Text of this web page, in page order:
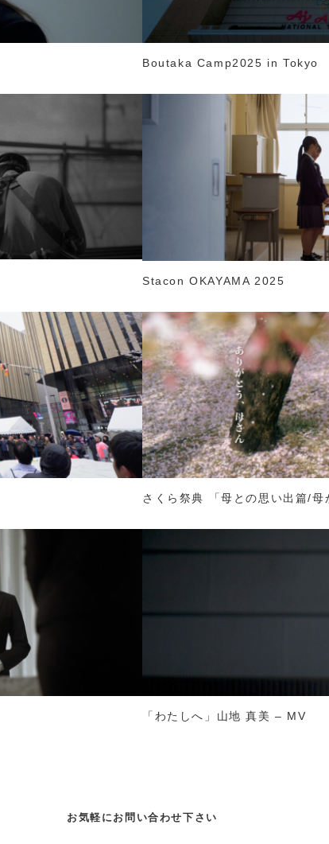
Boutaka Camp2025 in Tokyo
Stacon OKAYAMA 2025
さくら祭典 「母との思い出篇/母
「わたしへ」山地 真美 – MV
お気軽にお問い合わせ下さい